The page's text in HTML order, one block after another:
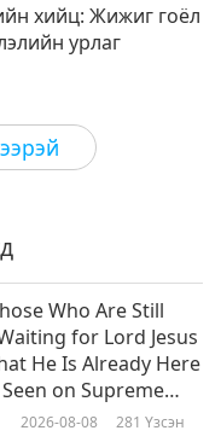
хийц: Жижиг гоёл
урлаг
2026-04-16
зураг: Цэцгийн
маягаар аялах нь
Who Are Still
for Lord Jesus
He Is Already Here
on Supreme
2026-08-08 281 Үзсэн